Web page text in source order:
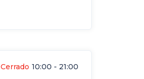
Cerrado 10:00 - 21:00